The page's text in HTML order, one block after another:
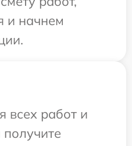
и начнем
всех работ и